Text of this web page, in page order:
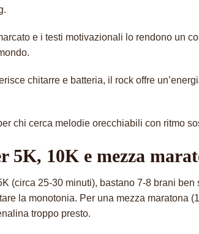
e i testi motivazionali lo rendono un
chitarre e batteria, il rock offre
chi cerca melodie orecchiabili con ritmo
5K, 10K e mezza
(circa 25-30 minuti), bastano 7-8 brani
la monotonia. Per una mezza maratona
troppo presto.